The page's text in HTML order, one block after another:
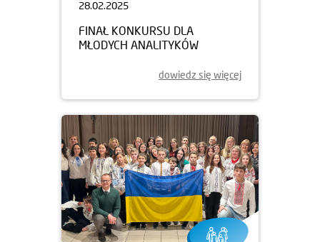
28.02.2025
FINAŁ KONKURSU DLA
MŁODYCH ANALITYKÓW
dowiedz się więcej